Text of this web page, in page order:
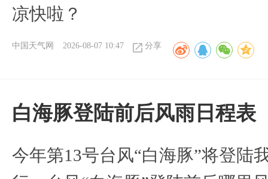
凉快啦？
中国天气网 2026-08-07 10:47 分享
白海豚登陆前后风雨日程表
今年第13号台风“白海豚”将登陆